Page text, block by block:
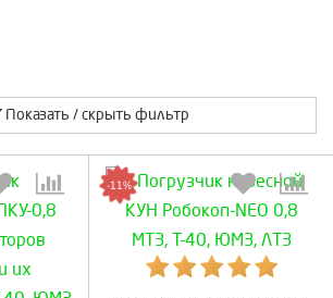
Показать / скрыть фильтр
-11%